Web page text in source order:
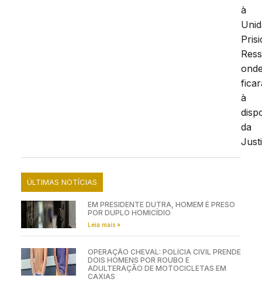
à
à
da
ÚLTIMAS NOTÍCIAS
EM PRESIDENTE DUTRA, HOMEM É PRESO
POR DUPLO HOMICÍDIO
Leia mais »
OPERAÇÃO CHEVAL: POLÍCIA CIVIL PRENDE
DOIS HOMENS POR ROUBO E
ADULTERAÇÃO DE MOTOCICLETAS EM
CAXIAS